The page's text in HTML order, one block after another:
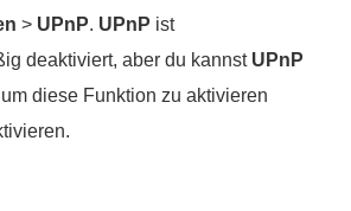
> UPnP. UPnP ist
deaktiviert, aber du kannst UPnP
diese Funktion zu aktivieren